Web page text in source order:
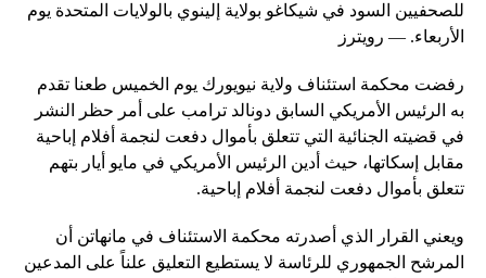
للصحفيين السود في شيكاغو بولاية إلينوي بالولايات المتحدة يوم
الأربعاء. — رويترز
رفضت محكمة استئناف ولاية نيويورك يوم الخميس طعنا تقدم
به الرئيس الأمريكي السابق دونالد ترامب على أمر حظر النشر
في قضيته الجنائية التي تتعلق بأموال دفعت لنجمة أفلام إباحية
مقابل إسكاتها، حيث أدين الرئيس الأمريكي في مايو أيار بتهم
تتعلق بأموال دفعت لنجمة أفلام إباحية.
ويعني القرار الذي أصدرته محكمة الاستئناف في مانهاتن أن
المرشح الجمهوري للرئاسة لا يستطيع التعليق علناً على المدعين